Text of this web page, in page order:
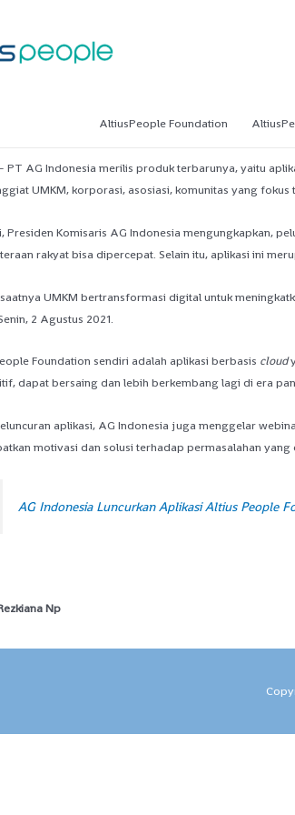
AltiusPeople Foundation
PT AG Indonesia merilis produk terbarunya, yaitu
UMKM, korporasi, asosiasi, komunitas yang
Presiden Komisaris AG Indonesia mengungkapkan,
rakyat bisa dipercepat. Selain itu, aplikasi ini
UMKM bertransformasi digital untuk
2 Agustus 2021.
Foundation sendiri adalah aplikasi berbasis cloud
dapat bersaing dan lebih berkembang lagi di era
aplikasi, AG Indonesia juga menggelar
motivasi dan solusi terhadap permasalahan
AG Indonesia Luncurkan Aplikasi Altius People
Np